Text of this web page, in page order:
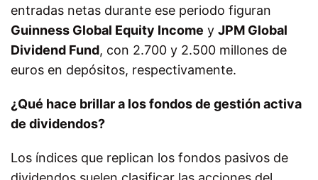
entradas netas durante ese periodo figuran
Guinness Global Equity Income y JPM Global
Dividend Fund, con 2.700 y 2.500 millones de
euros en depósitos, respectivamente.
¿Qué hace brillar a los fondos de gestión activa
de dividendos?
Los índices que replican los fondos pasivos de